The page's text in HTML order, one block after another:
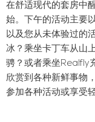
在舒适现代的套房中
始。下午的活动主要
以及您从未体验过的
冰？乘坐卡丁车从山
骋？或者乘坐Realfly
欣赏到各种新鲜事物
参加各种活动或享受